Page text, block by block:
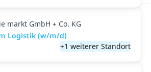
markt GmbH + Co. KG
Logistik (w/m/d)
+1 weiterer Standort